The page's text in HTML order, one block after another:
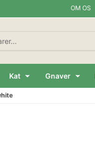
OM OS
Kat Gnaver